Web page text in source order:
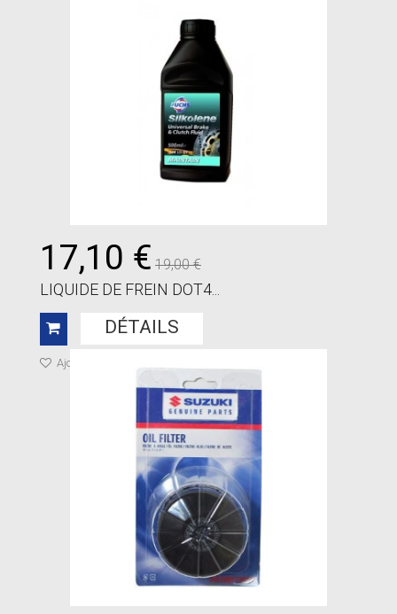
17,10 € 19,00 €
LIQUIDE DE FREIN DOT4...
DÉTAILS
Ajouter à ma liste de cadeaux